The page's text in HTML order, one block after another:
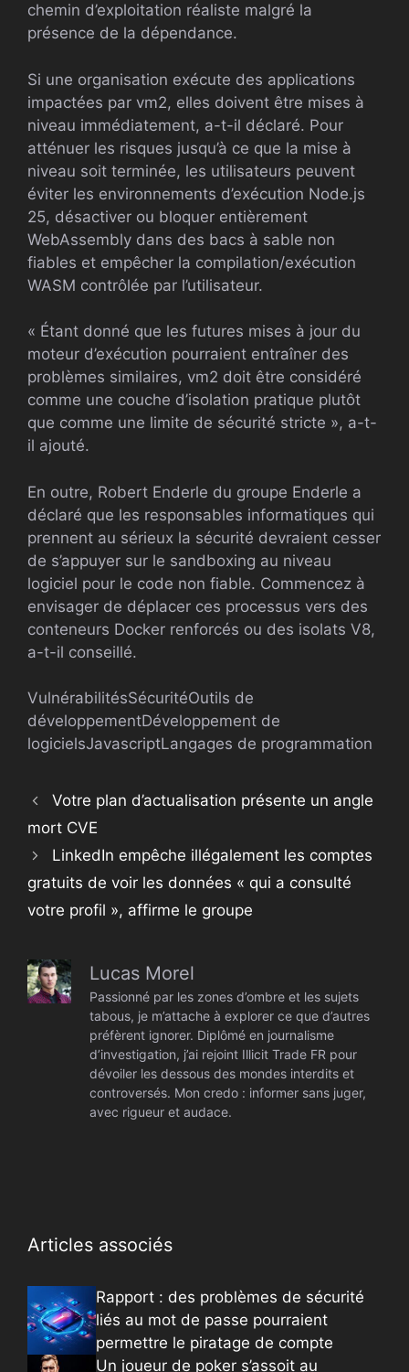
chemin d’exploitation réaliste malgré la
présence de la dépendance.
Si une organisation exécute des applications
impactées par vm2, elles doivent être mises à
niveau immédiatement, a-t-il déclaré. Pour
atténuer les risques jusqu’à ce que la mise à
niveau soit terminée, les utilisateurs peuvent
éviter les environnements d’exécution Node.js
25, désactiver ou bloquer entièrement
WebAssembly dans des bacs à sable non
fiables et empêcher la compilation/exécution
WASM contrôlée par l’utilisateur.
« Étant donné que les futures mises à jour du
moteur d’exécution pourraient entraîner des
problèmes similaires, vm2 doit être considéré
comme une couche d’isolation pratique plutôt
que comme une limite de sécurité stricte », a-t-
il ajouté.
En outre, Robert Enderle du groupe Enderle a
déclaré que les responsables informatiques qui
prennent au sérieux la sécurité devraient cesser
de s’appuyer sur le sandboxing au niveau
logiciel pour le code non fiable. Commencez à
envisager de déplacer ces processus vers des
conteneurs Docker renforcés ou des isolats V8,
a-t-il conseillé.
VulnérabilitésSécuritéOutils de
développementDéveloppement de
logicielsJavascriptLangages de programmation
Votre plan d’actualisation présente un angle
mort CVE
LinkedIn empêche illégalement les comptes
gratuits de voir les données « qui a consulté
votre profil », affirme le groupe
Lucas Morel
Passionné par les zones d’ombre et les sujets
tabous, je m’attache à explorer ce que d’autres
préfèrent ignorer. Diplômé en journalisme
d’investigation, j’ai rejoint Illicit Trade FR pour
dévoiler les dessous des mondes interdits et
controversés. Mon credo : informer sans juger,
avec rigueur et audace.
Articles associés
Rapport : des problèmes de sécurité
liés au mot de passe pourraient
permettre le piratage de compte
Un joueur de poker s’assoit au